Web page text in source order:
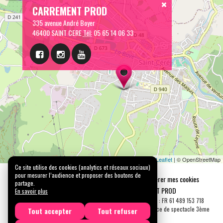
CARREMENT PROD
335 avenue André Boyer
46400 SAINT CERETél:05 65 14 06 33
Leaflet | © OpenStreetMap
Mentions légales Confidentialité
Gérer mes cookies
Tous droits réservés © 2026 |
CARREMENT PROD
N° SIRET : 489 153 718 00031 - APE : 9001 Z - N° TVA Int. : FR 61 489 153 718
Licence de spectacle 2ème catégorie N°2-1048153 - Licence de spectacle 3ème
catégorie N°3-1048152
Ce site utilise des cookies (analytics et réseaux sociaux)
pour mesurer l’audience et proposer des boutons de
partage.
En savoir plus
Tout accepter
Tout refuser